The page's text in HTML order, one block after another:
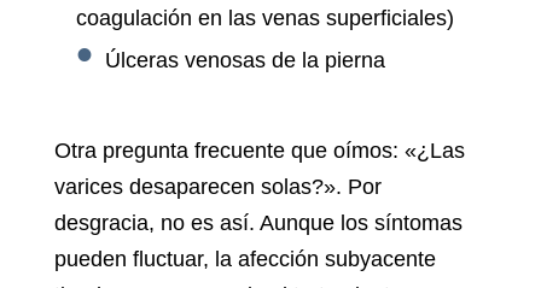
coagulación en las venas superficiales)
Úlceras venosas de la pierna
Otra pregunta frecuente que oímos: «¿Las
varices desaparecen solas?». Por
desgracia, no es así. Aunque los síntomas
pueden fluctuar, la afección subyacente